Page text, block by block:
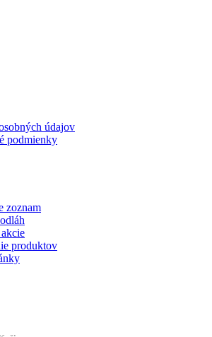
údajov
podmienky
zoznam
produktov